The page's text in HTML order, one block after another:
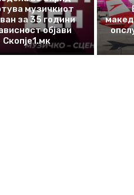
музичкиот
за 35 години
објави
Скопје1.мк